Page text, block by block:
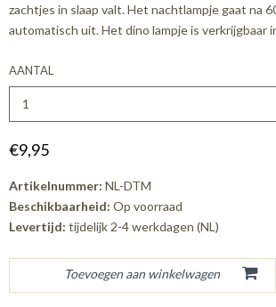
zachtjes in slaap valt. Het nachtlampje gaat na
automatisch uit. Het dino lampje is verkrijgbaar
AANTAL
€9,95
Artikelnummer: NL-DTM
Beschikbaarheid: Op voorraad
Levertijd: tijdelijk 2-4 werkdagen (NL)